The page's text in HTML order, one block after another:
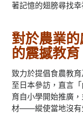
著記憶的翅膀尋找
對於農業
的震撼教育
致力於提倡食農教
至日本參訪，直言
育自小學開始推廣
材——縱使當地沒有